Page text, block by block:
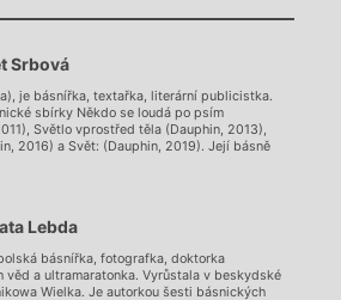
Chviličku.
Načítá se.
Srbová
je básnířka, textařka, literární publicistka.
sbírky Někdo se loudá po psím
Světlo vprostřed těla (Dauphin, 2013),
2016) a Svět: (Dauphin, 2019). Její básně
Lebda
básnířka, fotografka, doktorka
věd a ultramaratonka. Vyrůstala v beskydské
Wielka. Je autorkou šesti básnických